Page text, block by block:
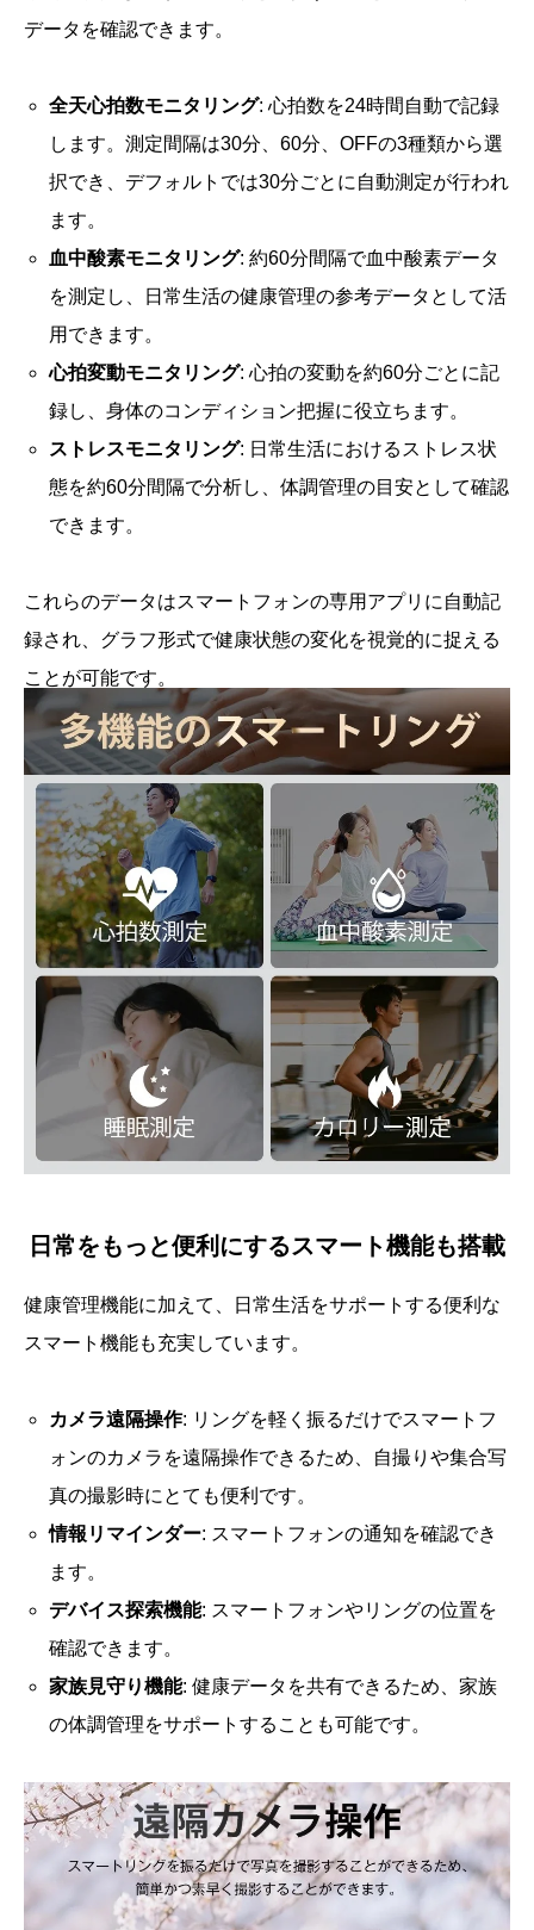
データを確認できます。
全天心拍数モニタリング: 心拍数を24時間自動で記録
します。測定間隔は30分、60分、OFFの3種類から選
択でき、デフォルトでは30分ごとに自動測定が行われ
ます。
血中酸素モニタリング: 約60分間隔で血中酸素データ
を測定し、日常生活の健康管理の参考データとして活
用できます。
心拍変動モニタリング: 心拍の変動を約60分ごとに記
録し、身体のコンディション把握に役立ちます。
ストレスモニタリング: 日常生活におけるストレス状
態を約60分間隔で分析し、体調管理の目安として確認
できます。
これらのデータはスマートフォンの専用アプリに自動記
録され、グラフ形式で健康状態の変化を視覚的に捉える
ことが可能です。
日常をもっと便利にするスマート機能も搭載
健康管理機能に加えて、日常生活をサポートする便利な
スマート機能も充実しています。
カメラ遠隔操作: リングを軽く振るだけでスマートフ
ォンのカメラを遠隔操作できるため、自撮りや集合写
真の撮影時にとても便利です。
情報リマインダー: スマートフォンの通知を確認でき
ます。
デバイス探索機能: スマートフォンやリングの位置を
確認できます。
家族見守り機能: 健康データを共有できるため、家族
の体調管理をサポートすることも可能です。